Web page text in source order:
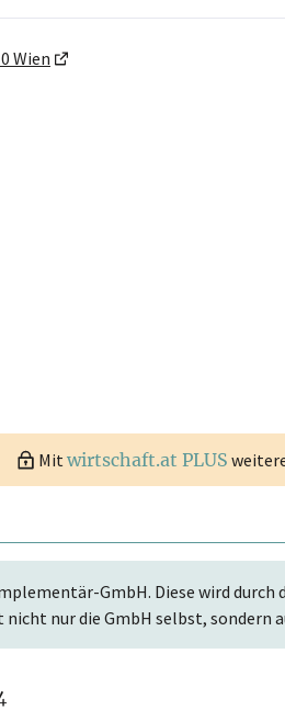
Wien
Mitwirtschaft.at PLUS
GmbH. Diese wird
nur die GmbH selbst, sondern